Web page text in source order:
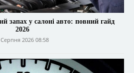
запах у салоні авто: повний гайд
2026
2026 08:58